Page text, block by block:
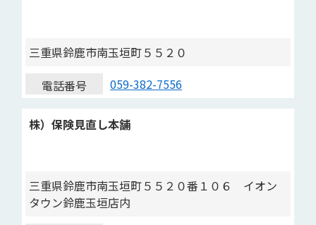
三重県鈴鹿市南玉垣町５５２０
電話番号
059-382-7556
株）保険見直し本舗
三重県鈴鹿市南玉垣町５５２０番１０６ イオン
タウン鈴鹿玉垣店内